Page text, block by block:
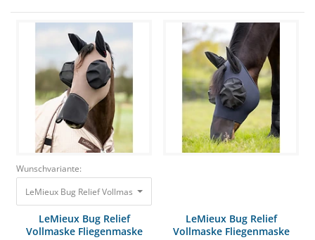
Wunschvariante:
LeMieux Bug Relief Vollmaske Fliegenmaske Walnut, S
LeMieux Bug Relief
Vollmaske Fliegenmaske
LeMieux Bug Relief
Vollmaske Fliegenmaske